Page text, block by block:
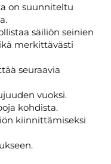
on suunniteltu
säiliön seinien
merkittävästi
seuraavia
vuoksi.
kohdista.
kiinnittämiseksi